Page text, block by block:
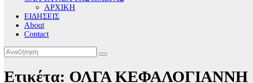
ΑΡΧΙΚΗ
ΕΙΔΗΣΕΙΣ
About
Contact
Ετικέτα: ΟΛΓΑ ΚΕΦΑΛΟΓΙΑΝΝΗ